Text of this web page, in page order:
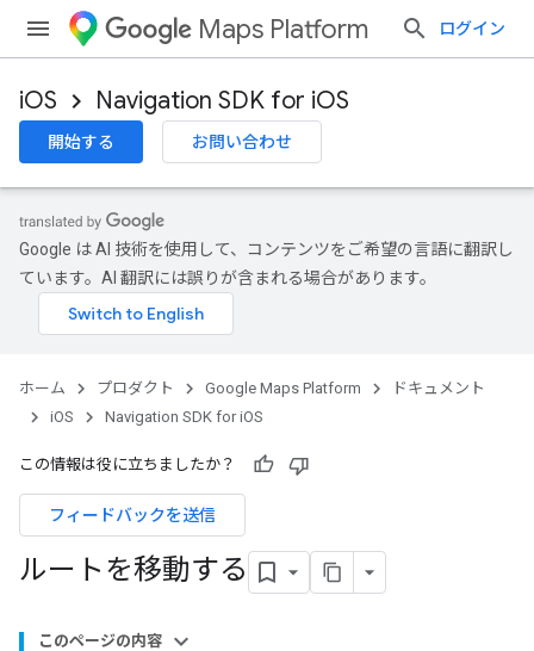
Maps Platform ログイン
iOS Navigation SDK for iOS
開始する お問い合わせ
Google は AI 技術を使用して、コンテンツをご希望の言語に翻訳し
ています。AI 翻訳には誤りが含まれる場合があります。
ホーム プロダクト Google Maps Platform
ドキュメント
iOS
Navigation SDK for iOS
この情報は役に立ちましたか？
フィードバックを送信
ルートを移動する
このページの内容